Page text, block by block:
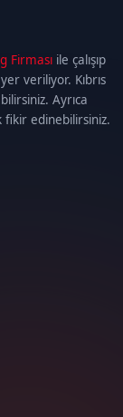
Firması ile çalışıp
veriliyor. Kıbrıs
Ayrıca
fikir edinebilirsiniz.